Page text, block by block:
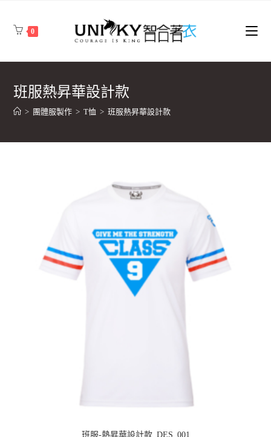
0
班服熱昇華設計款
> 團體服製作 > T恤 > 班服熱昇華設計款
班服-熱昇華設計款_DES_001